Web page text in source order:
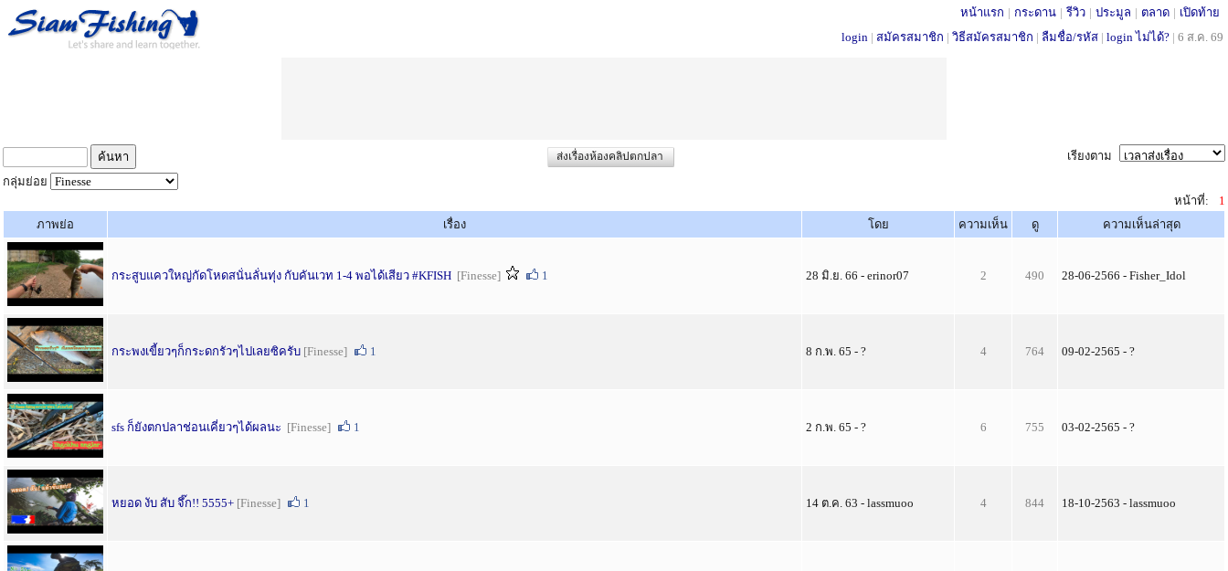
หน้าแรก | กระดาน | รีวิว | ประมูล | ตลาด | เปิดท้าย
login | สมัครสมาชิก | วิธีสมัครสมาชิก | ลืมชื่อ/รหัส | login ไม่ได้? | 6 ส.ค. 69
ส่งเรื่องห้องคลิปตกปลา
เรียงตาม
กลุ่มย่อย
หน้าที่:
1
ภาพย่อ
เรื่อง โดย ความเห็น ดู ความเห็นล่าสุด
กระสูบแควใหญ่กัดโหดสนั่นลั่นทุ่ง กับคันเวท 1-4 พอได้เสียว #KFISH [Finesse] 1 28 มิ.ย. 66 - erinor07 2 490 28-06-2566 - Fisher_Idol
กระพงเขี้ยวๆก็กระดกรัวๆไปเลยซิครับ [Finesse] 1 8 ก.พ. 65 - ? 4 764 09-02-2565 - ?
sfs ก็ยังตกปลาช่อนเคี่ยวๆได้ผลนะ [Finesse] 1 2 ก.พ. 65 - ? 6 755 03-02-2565 - ?
หยอด งับ สับ จึ๊ก!! 5555+ [Finesse] 1 14 ต.ค. 63 - lassmuoo 4 844 18-10-2563 - lassmuoo